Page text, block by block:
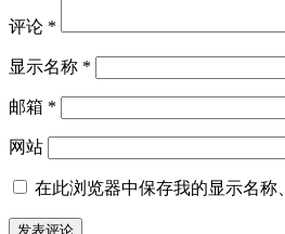
评论 *
显示名称 *
邮箱 *
网站
在此浏览器中保存我的显示名称